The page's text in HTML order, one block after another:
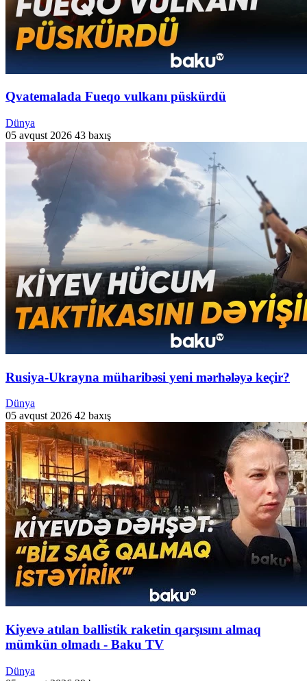
Qvatemalada Fueqo vulkanı püskürdü
Dünya
05 avqust 2026 43 baxış
Rusiya-Ukrayna müharibəsi yeni mərhələyə keçir?
Dünya
05 avqust 2026 42 baxış
Kiyevə atılan ballistik raketin qarşısını almaq
mümkün olmadı - Baku TV
Dünya